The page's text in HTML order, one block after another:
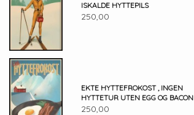
ISKALDE HYTTEPILS
250,00
EKTE HYTTEFROKOST , INGEN
HYTTETUR UTEN EGG OG BACON
250,00